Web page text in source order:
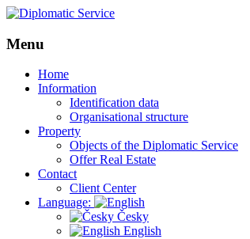
Menu
Skip
Home
Information
Identification data
Organisational structure
Property
Objects of the Diplomatic Service
Offer Real Estate
Contact
Client Center
Language:
Česky
English